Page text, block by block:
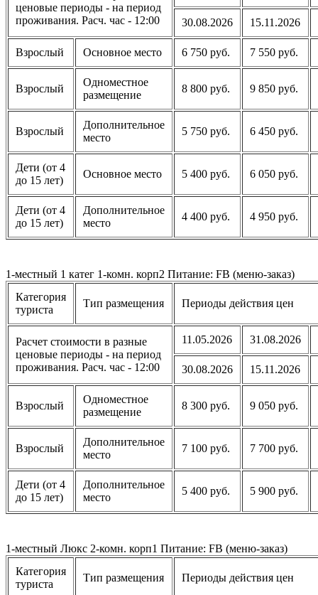
ценовые периоды - на период
проживания. Расч. час - 12:00
30.08.2026 15.11.2026
Взрослый Основное место 6 750 руб. 7 550 руб.
Взрослый
Одноместное
размещение
8 800 руб. 9 850 руб.
Взрослый
Дополнительное
место
5 750 руб. 6 450 руб.
Дети (от 4
до 15 лет)
Основное место 5 400 руб. 6 050 руб.
Дети (от 4
до 15 лет)
Дополнительное
место
4 400 руб. 4 950 руб.
1-местный 1 катег 1-комн. корп2 Питание: FB (меню-заказ)
Категория
туриста
Тип размещения Периоды действия цен
Расчет стоимости в разные
ценовые периоды - на период
проживания. Расч. час - 12:00
11.05.2026 31.08.2026
30.08.2026 15.11.2026
Взрослый
Одноместное
размещение
8 300 руб. 9 050 руб.
Взрослый
Дополнительное
место
7 100 руб. 7 700 руб.
Дети (от 4
до 15 лет)
Дополнительное
место
5 400 руб. 5 900 руб.
1-местный Люкс 2-комн. корп1 Питание: FB (меню-заказ)
Категория
туриста
Тип размещения Периоды действия цен